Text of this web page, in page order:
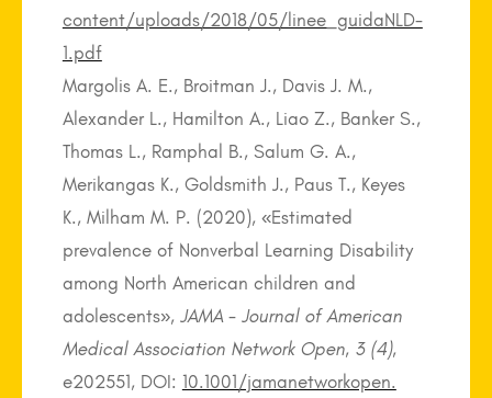
content/uploads/2018/05/linee_guidaNLD-
1.pdf
Margolis A. E., Broitman J., Davis J. M.,
Alexander L., Hamilton A., Liao Z., Banker S.,
Thomas L., Ramphal B., Salum G. A.,
Merikangas K., Goldsmith J., Paus T., Keyes
K., Milham M. P. (2020), «Estimated
prevalence of Nonverbal Learning Disability
among North American children and
adolescents», JAMA - Journal of American
Medical Association Network Open, 3 (4),
e202551, DOI: 10.1001/jamanetworkopen.